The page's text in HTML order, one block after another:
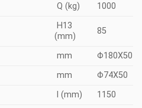
Q (kg) 1000
H13
(mm)
85
mm
Φ180X50
mm
Φ74X50
l (mm)
1150